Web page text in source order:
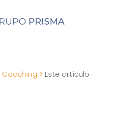
Coaching > Este artículo